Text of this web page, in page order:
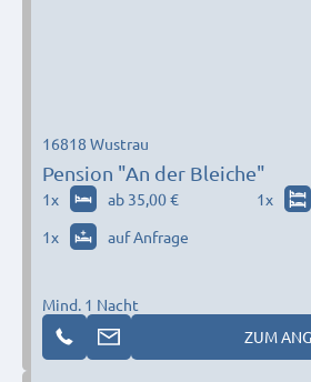
Pension "An der Bleiche"
16818 Wustrau
1x ab 35,00 € 1x
1x auf Anfrage
Mind. 1 Nacht
ZUM